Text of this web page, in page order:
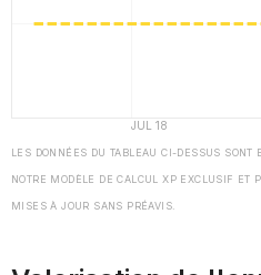
LES DONNÉES DU TABLEAU CI-DESSUS SONT
NOTRE MODÈLE DE CALCUL XP EXCLUSIF ET
MISES À JOUR SANS PRÉAVIS.